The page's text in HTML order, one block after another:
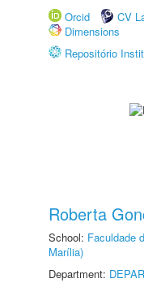
Orcid
CV
Dimensions
Repositório
Roberta
School: Faculdade
Marília)
Department: